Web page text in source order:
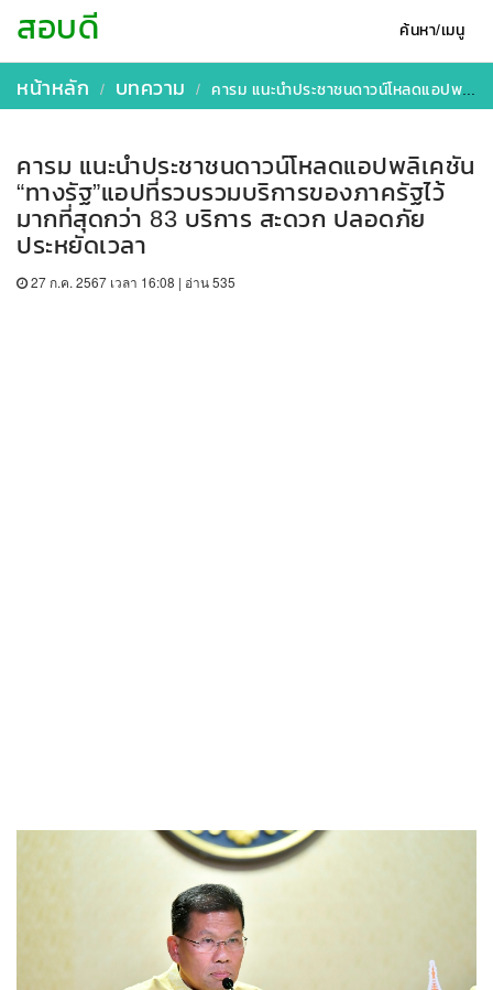
ค้นหา/เมนู
สอบดี
หน้าหลัก บทความ คารม แนะนำประชาชนดาวน์โหลดแอปพลิเคชัน “ทางรัฐ”แอปที่รวบรวมบริการของภาครัฐไว้มากที่สุดกว่า 83 บริการ สะดวก ปลอดภัย ประหยัดเวลา
คารม แนะนำประชาชนดาวน์โหลดแอปพลิเคชัน
“ทางรัฐ”แอปที่รวบรวมบริการของภาครัฐไว้
มากที่สุดกว่า 83 บริการ สะดวก ปลอดภัย
ประหยัดเวลา
27 ก.ค. 2567 เวลา 16:08 | อ่าน 535